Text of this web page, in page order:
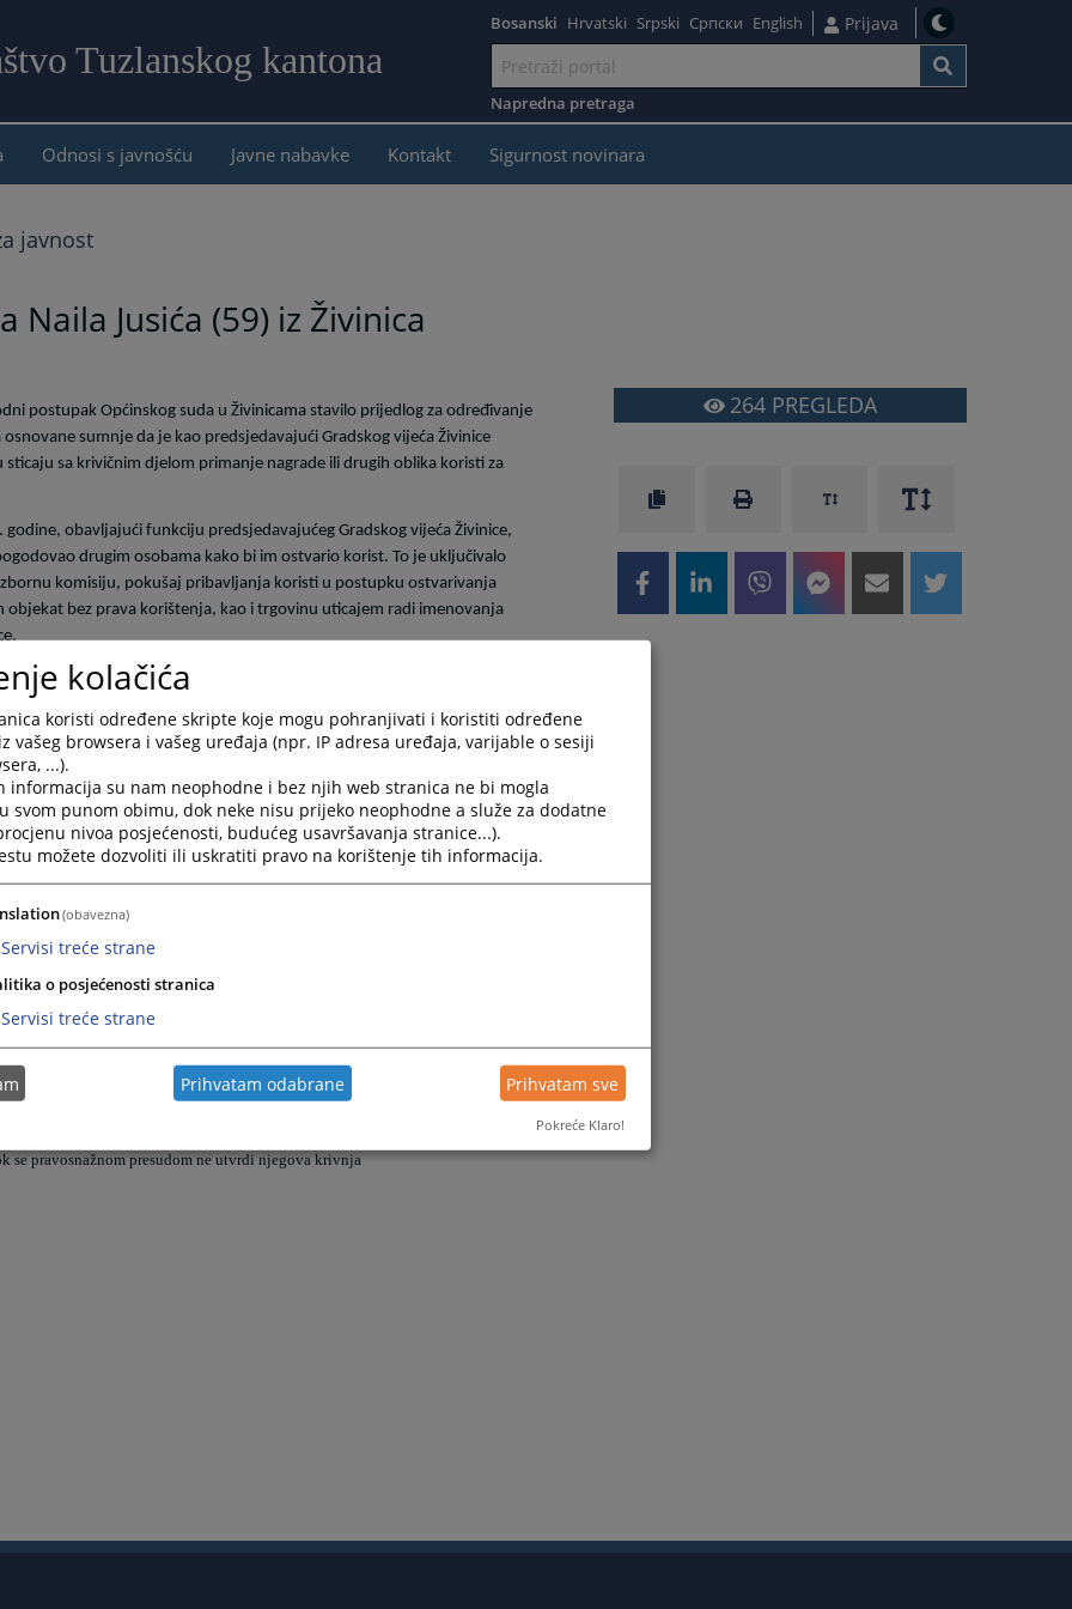
Tuzlanskog kantona
sadržaj
Bosanski Hrvatski Srpski Српски English Prijava
Napredna pretraga
Odnosi s javnošću Javne nabavke Kontakt Sigurnost novinara
javnost
Jusića (59) iz Živinica
postupak Općinskog suda u Živinicama stavilo prijedlog za određivanje
sumnje da je kao predsjedavajući Gradskog vijeća Živinice
sa krivičnim djelom primanje nagrade ili drugih oblika koristi za
obavljajući funkciju predsjedavajućeg Gradskog vijeća Živinice,
drugim osobama kako bi im ostvario korist. To je uključivalo
komisiju, pokušaj pribavljanja koristi u postupku ostvarivanja
objekat bez prava korištenja, kao i trgovinu uticajem radi imenovanja
u Živinicama, istražitelji Sektora kriminalističke policije MUP-a TK su
lišen slobode. Prilikom pretresa su pronađeni i oduzeti mobilni uređaji,
su korišteni ili potiču iz izvršenja krivičnih djela.
obuhvata pomenute tri radnje, ispitao na ove okolnosti osumnjičenog,
periodu.
Kantonalno tužilaštvo Tuzlanskog kantona o predmetima
se pravosnažnom presudom ne utvrdi njegova krivnja
264PREGLEDA
kolačića
koristi određene skripte koje mogu pohranjivati i koristiti određene
vašeg browsera i vašeg uređaja (npr. IP adresa uređaja, varijable o sesiji
...).
informacija su nam neophodne i bez njih web stranica ne bi mogla
svom punom obimu, dok neke nisu prijeko neophodne a služe za dodatne
nivoa posjećenosti, budućeg usavršavanja stranice...).
možete dozvoliti ili uskratiti pravo na korištenje tih informacija.
(obavezna)
Servisi treće strane
o posjećenosti stranica
Servisi treće strane
Prihvatam odabrane Prihvatam sve
Pokreće Klaro!